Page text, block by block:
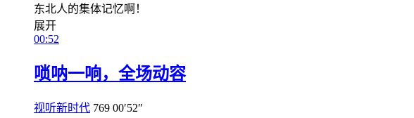
东北人的集体记忆啊！
展开
00:52
唢呐一响，全场动容
视听新时代 769 00′52″